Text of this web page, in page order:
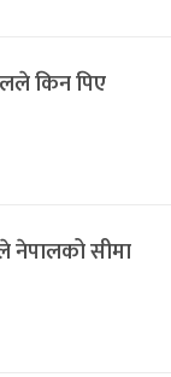
किन पिए
नेपालको सीमा